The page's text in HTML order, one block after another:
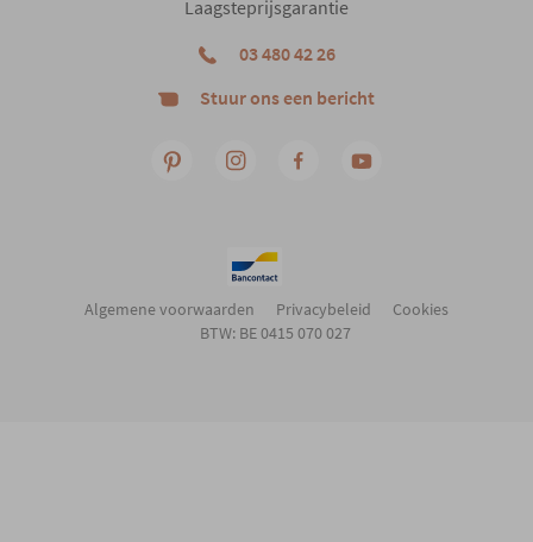
Laagsteprijsgarantie
03 480 42 26
Stuur ons een bericht
Algemene voorwaarden Privacybeleid
Cookies
BTW: BE 0415 070 027